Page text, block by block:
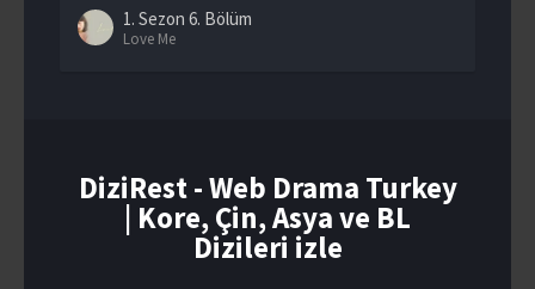
1. Sezon 6. Bölüm
Love Me
1. Sezon9. Bölüm
Love Me
DiziRest - Web Drama Turkey
| Kore, Çin, Asya ve BL
Dizileri izle